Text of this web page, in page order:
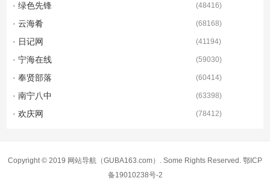
· 绿色先锋 (48416)
· 云海肴 (68168)
· 日记网 (41194)
· 宁海在线 (59030)
· 奉贤部落 (60414)
· 南宁八中 (63398)
· 欢庆网 (78412)
Copyright © 2019 网站导航 （GUBA163.com）. Some Rights Reserved. 鄂ICP
备19010238号-2